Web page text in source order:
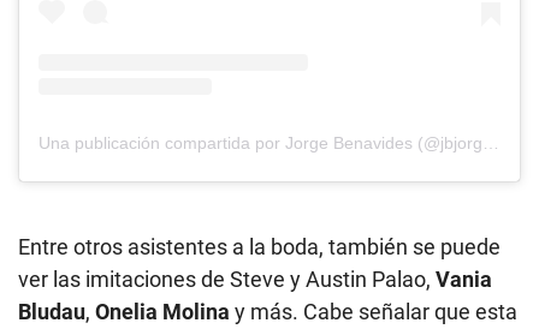
Entre otros asistentes a la boda, también se puede
ver las imitaciones de Steve y Austin Palao, Vania
Bludau, Onelia Molina y más. Cabe señalar que esta